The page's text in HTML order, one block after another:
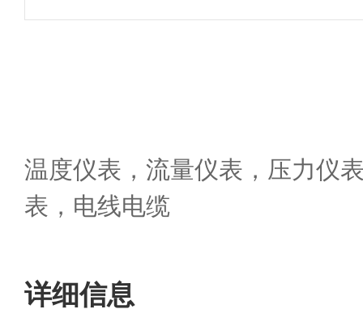
温度仪表，流量仪表，压力仪
表，电线电缆
详细信息